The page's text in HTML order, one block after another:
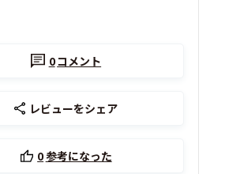
0コメント
レビューをシェア
0参考になった